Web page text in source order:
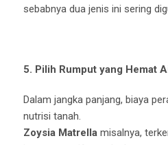
sebabnya dua jenis ini sering
5. Pilih Rumput yang Hemat
Dalam jangka panjang, biaya
nutrisi tanah.
Zoysia Matrella misalnya,